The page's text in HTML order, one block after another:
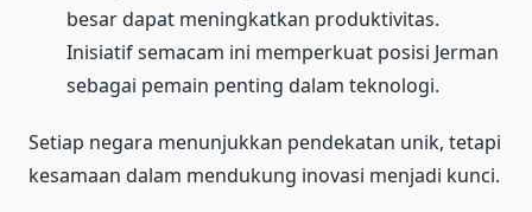
besar dapat meningkatkan produktivitas.
Inisiatif semacam ini memperkuat posisi Jerman
sebagai pemain penting dalam teknologi.
Setiap negara menunjukkan pendekatan unik, tetapi
kesamaan dalam mendukung inovasi menjadi kunci.